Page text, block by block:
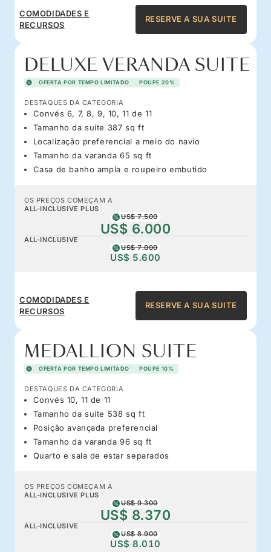
COMODIDADES E
RECURSOS
RESERVE A SUA SUITE
DELUXE VERANDA SUITE
OFERTA POR TEMPO LIMITADO POUPE 20%
DESTAQUES DA CATEGORIA
Convés 6, 7, 8, 9, 10, 11 de 11
Tamanho da suíte 387 sq ft
Localização preferencial a meio do navio
Tamanho da varanda 65 sq ft
Casa de banho ampla e roupeiro embutido
OS PREÇOS COMEÇAM A
ALL-INCLUSIVE PLUS
US$ 7.500
US$ 6.000
ALL-INCLUSIVE
US$ 7.000
US$ 5.600
COMODIDADES E
RECURSOS
RESERVE A SUA SUITE
MEDALLION SUITE
OFERTA POR TEMPO LIMITADO POUPE 10%
DESTAQUES DA CATEGORIA
Convés 10, 11 de 11
Tamanho da suíte 538 sq ft
Posição avançada preferencial
Tamanho da varanda 96 sq ft
Quarto e sala de estar separados
OS PREÇOS COMEÇAM A
ALL-INCLUSIVE PLUS
US$ 9.300
US$ 8.370
ALL-INCLUSIVE
US$ 8.900
US$ 8.010